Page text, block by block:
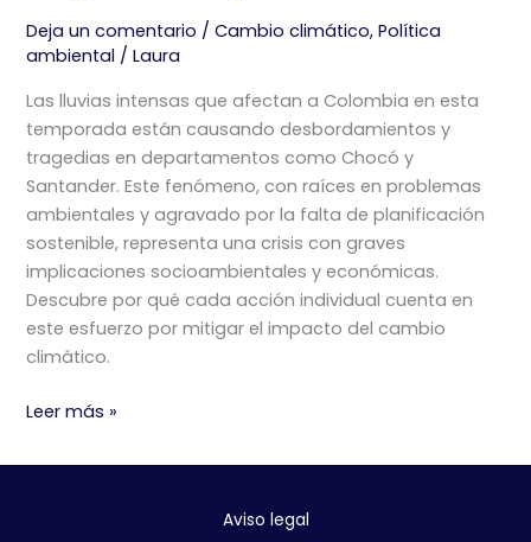
Deja un comentario /Cambio climático,Política
ambiental /Laura
Las lluvias intensas que afectan a Colombia en esta
temporada están causando desbordamientos y
tragedias en departamentos como Chocó y
Santander. Este fenómeno, con raíces en problemas
ambientales y agravado por la falta de planificación
sostenible, representa una crisis con graves
implicaciones socioambientales y económicas.
Descubre por qué cada acción individual cuenta en
este esfuerzo por mitigar el impacto del cambio
climático.
Temporada
lluvias
Leer más »
Aviso legal